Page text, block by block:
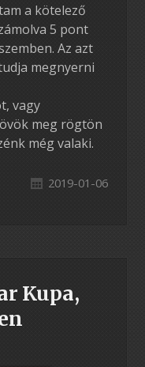
a kötelező
5 pont
Az azt
megnyerni
vagy
meg rögtön
még valaki.
2019-01-06
Kupa,